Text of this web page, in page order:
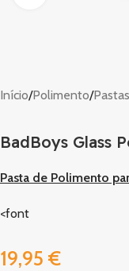
Início/Polimento/
BadBoys Glass
Pasta de Polimento
<font
19,95 €